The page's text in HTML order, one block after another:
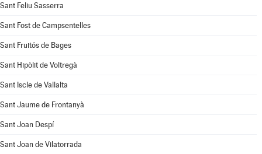
Sant Feliu Sasserra
Sant Fost de Campsentelles
Sant Fruitós de Bages
Sant Hipòlit de Voltregà
Sant Iscle de Vallalta
Sant Jaume de Frontanyà
Sant Joan Despí
Sant Joan de Vilatorrada